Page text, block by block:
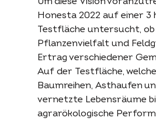
Übersicht
Projekte
Der
Förderantrag
Über die
Stiftung
Begrifflichkeit
Honesta 2022 auf einer 3
Testfläche untersucht, ob
Pflanzenvielfalt und
Ertrag verschiedener
Auf der Testfläche,
Baumreihen, Asthaufen
vernetzte Lebensräume
agrarökologische